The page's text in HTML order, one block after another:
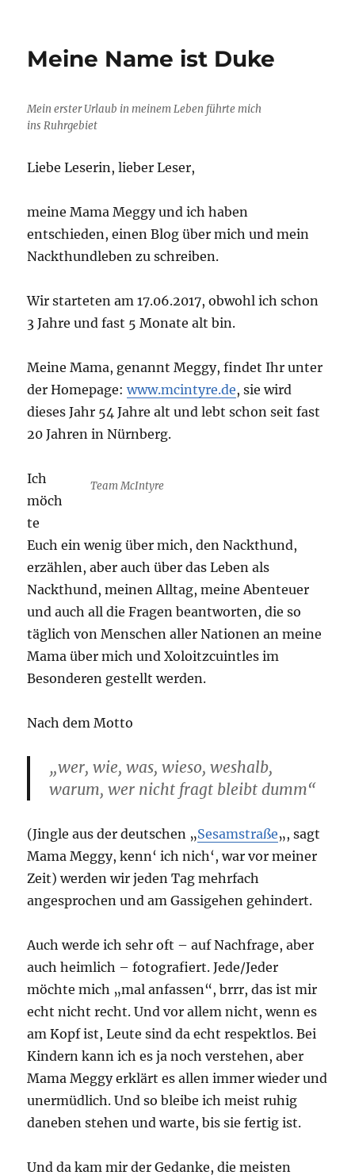
gar
Meine Name ist Duke
Mein erster Urlaub in meinem Leben führte mich
ins Ruhrgebiet
Liebe Leserin, lieber Leser,
meine Mama Meggy und ich haben
entschieden, einen Blog über mich und mein
Nackthundleben zu schreiben.
Wir starteten am 17.06.2017, obwohl ich schon
3 Jahre und fast 5 Monate alt bin.
Meine Mama, genannt Meggy, findet Ihr unter
der Homepage:www.mcintyre.de, sie wird
dieses Jahr 54 Jahre alt und lebt schon seit fast
20 Jahren in Nürnberg.
Team McIntyre
Ich
möch
te
Euch ein wenig über mich, den Nackthund,
erzählen, aber auch über das Leben als
Nackthund, meinen Alltag, meine Abenteuer
und auch all die Fragen beantworten, die so
täglich von Menschen aller Nationen an meine
Mama über mich und Xoloitzcuintles im
Besonderen gestellt werden.
Nach dem Motto
„wer, wie, was, wieso, weshalb,
warum, wer nicht fragt bleibt dumm“
(Jingle aus der deutschen „Sesamstraße„, sagt
Mama Meggy, kenn‘ ich nich‘, war vor meiner
Zeit) werden wir jeden Tag mehrfach
angesprochen und am Gassigehen gehindert.
Auch werde ich sehr oft – auf Nachfrage, aber
auch heimlich – fotografiert. Jede/Jeder
möchte mich „mal anfassen“, brrr, das ist mir
echt nicht recht. Und vor allem nicht, wenn es
am Kopf ist, Leute sind da echt respektlos. Bei
Kindern kann ich es ja noch verstehen, aber
Mama Meggy erklärt es allen immer wieder und
unermüdlich. Und so bleibe ich meist ruhig
daneben stehen und warte, bis sie fertig ist.
Und da kam mir der Gedanke, die meisten